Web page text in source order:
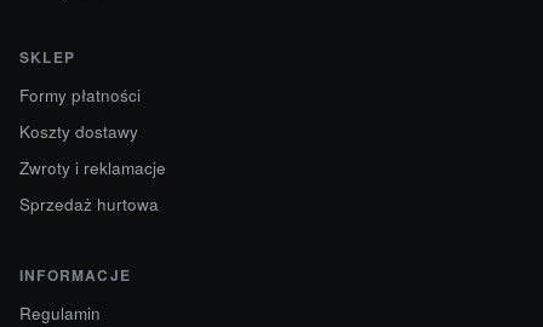
SKLEP
Formy płatności
Koszty dostawy
Zwroty i reklamacje
Sprzedaż hurtowa
INFORMACJE
Regulamin